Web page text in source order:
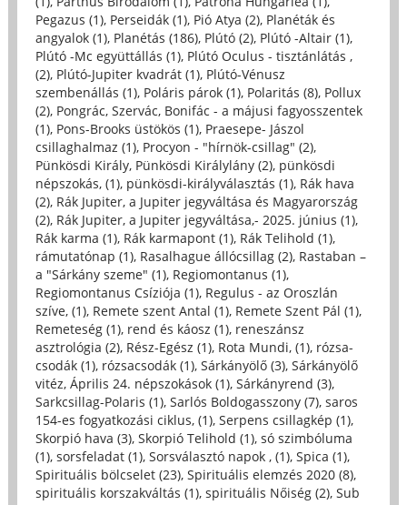
Pegazus (1), Perseidák (1), Pió Atya (2), Planéták és
angyalok (1), Planétás (186), Plútó (2), Plútó -Altair (1),
Plútó -Mc együttállás (1), Plútó Oculus - tisztánlátás ,
(2), Plútó-Jupiter kvadrát (1), Plútó-Vénusz
szembenállás (1), Poláris párok (1), Polaritás (8), Pollux
(2), Pongrác, Szervác, Bonifác - a májusi fagyosszentek
(1), Pons-Brooks üstökös (1), Praesepe- Jászol
csillaghalmaz (1), Procyon - "hírnök-csillag" (2),
Pünkösdi Király, Pünkösdi Királylány (2), pünkösdi
népszokás, (1), pünkösdi-királyválasztás (1), Rák hava
(2), Rák Jupiter, a Jupiter jegyváltása és Magyarország
(2), Rák Jupiter, a Jupiter jegyváltása,- 2025. június (1),
Rák karma (1), Rák karmapont (1), Rák Telihold (1),
rámutatónap (1), Rasalhague állócsillag (2), Rastaban –
a "Sárkány szeme" (1), Regiomontanus (1),
Regiomontanus Csíziója (1), Regulus - az Oroszlán
szíve, (1), Remete szent Antal (1), Remete Szent Pál (1),
Remeteség (1), rend és káosz (1), reneszánsz
asztrológia (2), Rész-Egész (1), Rota Mundi, (1), rózsa-
csodák (1), rózsacsodák (1), Sárkányölő (3), Sárkányölő
vitéz, Április 24. népszokások (1), Sárkányrend (3),
Sarkcsillag-Polaris (1), Sarlós Boldogasszony (7), saros
154-es fogyatkozási ciklus, (1), Serpens csillagkép (1),
Skorpió hava (3), Skorpió Telihold (1), só szimbóluma
(1), sorsfeladat (1), Sorsválasztó napok , (1), Spica (1),
Spirituális bölcselet (23), Spirituális elemzés 2020 (8),
spirituális korszakváltás (1), spirituális Nőiség (2), Sub